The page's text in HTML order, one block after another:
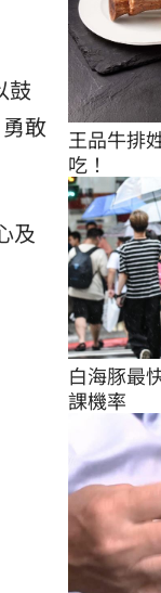
鼓
敢
及
王品牛排
吃！
白海豚最
課機率